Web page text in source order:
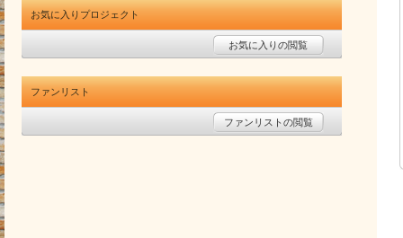
お気に入りプロジェクト
お気に入りの閲覧
ファンリスト
ファンリストの閲覧